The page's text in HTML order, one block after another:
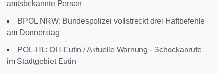
amtsbekannte Person
BPOL NRW: Bundespolizei vollstreckt drei Haftbefehle
am Donnerstag
POL-HL: OH-Eutin / Aktuelle Warnung - Schockanrufe
im Stadtgebiet Eutin